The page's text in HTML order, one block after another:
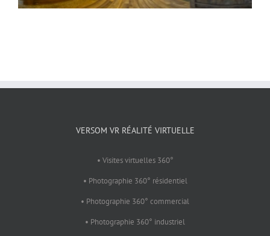
VERSOM VR RÉALITÉ VIRTUELLE
• Visites virtuelles 360°
• Photographie 360° résidentiel
• Photographie 360° commercial
• Photographie 360° industriel